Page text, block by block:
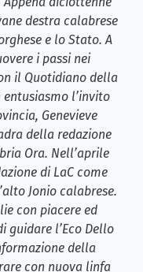
destra calabrese
e lo Stato. A
i passi nei
il Quotidiano della
l’invito
Genevieve
della redazione
Ora. Nell’aprile
di LaC come
Jonio calabrese.
con piacere ed
guidare l’Eco Dello
della
con nuova linfa